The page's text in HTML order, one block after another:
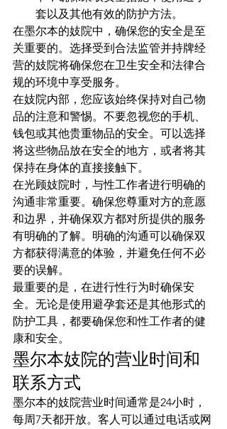
套以及其他有效的防护方法。
在墨尔本的妓院中，确保您的安全是至
关重要的。选择受到合法监管并持牌经
营的妓院将确保您在卫生安全和法律合
规的环境中享受服务。
在妓院内部，您应该始终保持对自己物
品的注意和警惕。不要忽视您的手机、
钱包或其他贵重物品的安全。可以选择
将这些物品放在安全的地方，或者将其
保持在身体的直接接触下。
在光顾妓院时，与性工作者进行明确的
沟通非常重要。确保您尊重对方的意愿
和边界，并确保双方都对所提供的服务
有明确的了解。明确的沟通可以确保双
方都获得满意的体验，并避免任何不必
要的误解。
最重要的是，在进行性行为时确保安
全。无论是使用避孕套还是其他形式的
防护工具，都要确保您和性工作者的健
康和安全。
墨尔本妓院的营业时间和
联系方式
墨尔本的妓院营业时间通常是24小时，
每周7天都开放。客人可以通过电话或网